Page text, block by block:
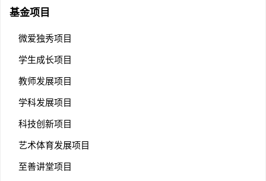
基金项目
微爱独秀项目
学生成长项目
教师发展项目
学科发展项目
科技创新项目
艺术体育发展项目
至善讲堂项目